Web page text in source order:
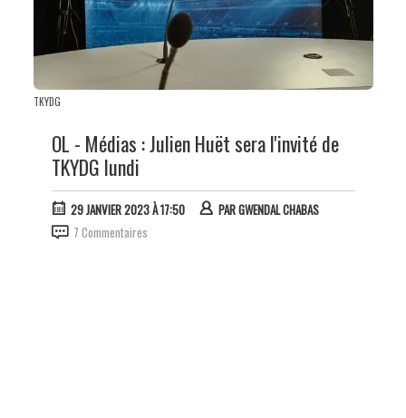
TKYDG
OL - Médias : Julien Huët sera l'invité de
TKYDG lundi
29 JANVIER 2023 À 17:50 PARGWENDAL CHABAS
7 Commentaires